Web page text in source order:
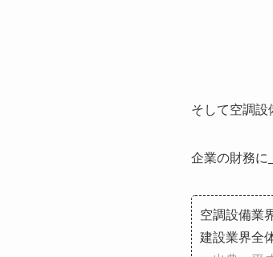
そして空調設
企業の財務に
空調設備業
建設業界全